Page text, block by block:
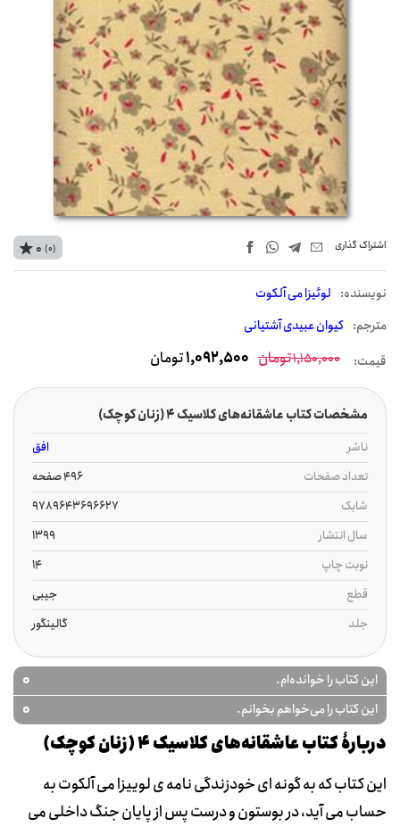
اشتراک‌ گذاری
نويسنده: لوئیزا می آلکوت
مترجم: کیوان عبیدی آشتیانی
0 (0)
قیمت: 1,150,000تومان 1,092,500تومان
مشخصات کتاب عاشقانه‌های کلاسیک 4 (زنان کوچک)
ناشر
افق
تعداد صفحات
496 صفحه
شابک
9789643696627
سال انتشار
1399
نوبت چاپ
14
قطع
جیبی
جلد
گالینگور
این کتاب را خوانده‌ام. 0
این کتاب را می‌خواهم بخوانم. 0
دربارۀ کتاب عاشقانه‌های کلاسیک 4 (زنان کوچک)
این کتاب که به گونه ای خودزندگی نامه ی لوییزا می آلکوت به
حساب می آید، در بوستون و درست پس از پایان جنگ داخلی می